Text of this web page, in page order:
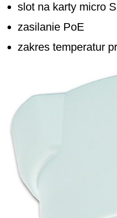
slot na karty micro
zasilanie PoE
zakres temperatur